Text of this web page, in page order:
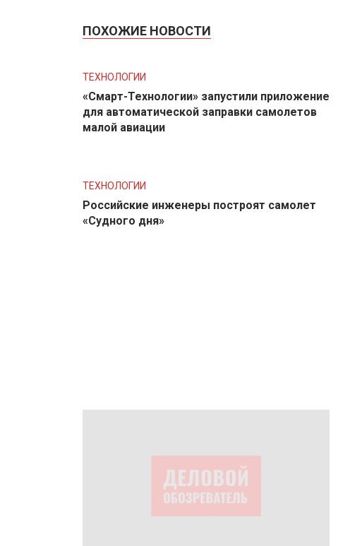
ПОХОЖИЕ НОВОСТИ
ТЕХНОЛОГИИ
«Смарт-Технологии» запустили приложение
для автоматической заправки самолетов
малой авиации
ТЕХНОЛОГИИ
Российские инженеры построят самолет
«Судного дня»